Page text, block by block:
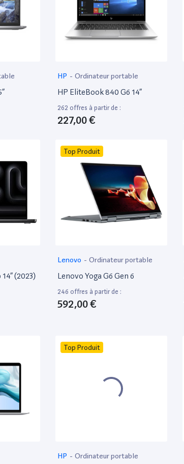
HP - Ordinateur portable
HP EliteBook 840 G6 14”
262 offres à partir de :
227,00 €
(2023)
Top Produit
Lenovo - Ordinateur portable
Lenovo Yoga G6 Gen 6
246 offres à partir de :
592,00 €
Top Produit
HP - Ordinateur portable